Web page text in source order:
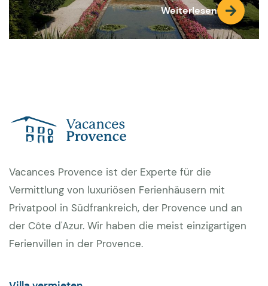
Weiterlesen
Vacances Provence ist der Experte für die
Vermittlung von luxuriösen Ferienhäusern mit
Privatpool in Südfrankreich, der Provence und an
der Côte d'Azur. Wir haben die meist einzigartigen
Ferienvillen in der Provence.